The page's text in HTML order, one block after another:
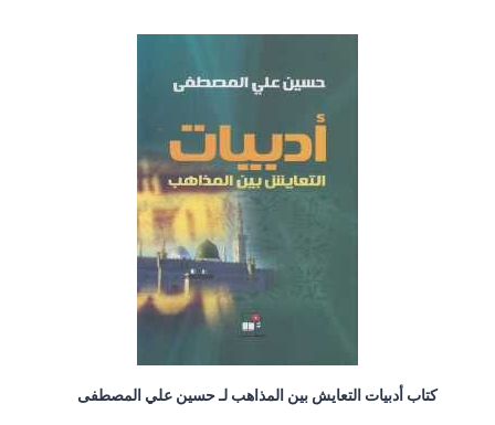
كتاب أدبيات التعايش بين المذاهب لـ حسين علي المصطفى